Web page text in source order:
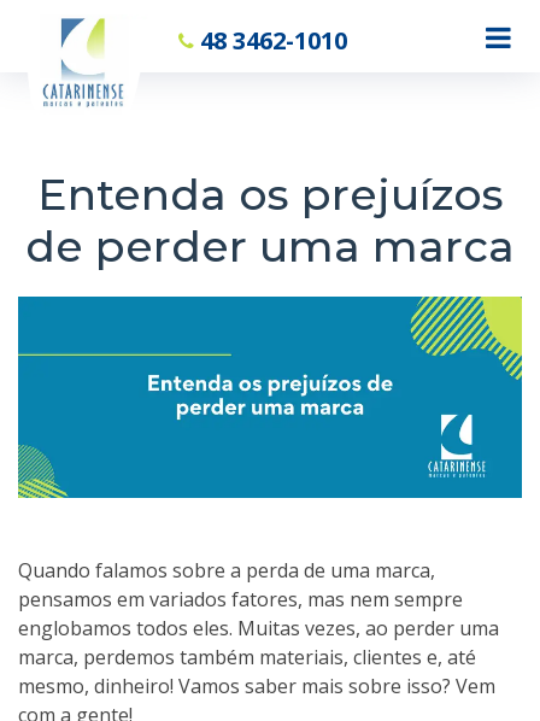
48 3462-1010
Entenda os prejuízos
de perder uma marca
Quando falamos sobre a perda de uma marca,
pensamos em variados fatores, mas nem sempre
englobamos todos eles. Muitas vezes, ao perder uma
marca, perdemos também materiais, clientes e, até
mesmo, dinheiro! Vamos saber mais sobre isso? Vem
com a gente!